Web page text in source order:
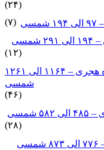
(۲۴)
(۷)
(۱۲)
قرن سیزده هجری – ۱۱۶۴ الی ۱۲۶۱
شمسی
(۴۶)
(۲۸)